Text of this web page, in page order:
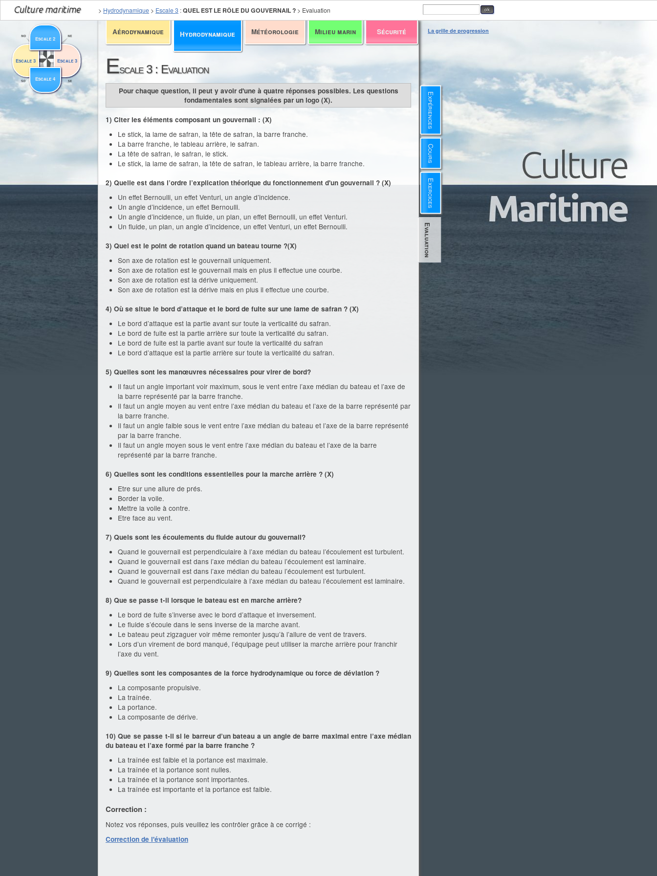
Aérodynamique Hydrodynamique Météorologie Milieu marin Sécurité
> Hydrodynamique > Escale 3 :QUEL EST LE RÔLE DU GOUVERNAIL ? > Evaluation
La grille de progression
Expériences
Cours
Exercices
Evaluation
Escale 3 : Evaluation
Pour chaque question, il peut y avoir d'une à quatre réponses possibles. Les questions
fondamentales sont signalées par un logo (X).
1) Citer les éléments composant un gouvernail : (X)
Le stick, la lame de safran, la tête de safran, la barre franche.
La barre franche, le tableau arrière, le safran.
La tête de safran, le safran, le stick.
Le stick, la lame de safran, la tête de safran, le tableau arrière, la barre franche.
2) Quelle est dans l’ordre l’explication théorique du fonctionnement d'un gouvernail ? (X)
Un effet Bernoulli, un effet Venturi, un angle d’incidence.
Un angle d’incidence, un effet Bernoulli.
Un angle d’incidence, un fluide, un plan, un effet Bernoulli, un effet Venturi.
Un fluide, un plan, un angle d’incidence, un effet Venturi, un effet Bernoulli.
3) Quel est le point de rotation quand un bateau tourne ?(X)
Son axe de rotation est le gouvernail uniquement.
Son axe de rotation est le gouvernail mais en plus il effectue une courbe.
Son axe de rotation est la dérive uniquement.
Son axe de rotation est la dérive mais en plus il effectue une courbe.
4) Où se situe le bord d’attaque et le bord de fuite sur une lame de safran ? (X)
Le bord d’attaque est la partie avant sur toute la verticalité du safran.
Le bord de fuite est la partie arrière sur toute la verticalité du safran.
Le bord de fuite est la partie avant sur toute la verticalité du safran
Le bord d’attaque est la partie arrière sur toute la verticalité du safran.
5) Quelles sont les manœuvres nécessaires pour virer de bord?
Il faut un angle important voir maximum, sous le vent entre l’axe médian du bateau et l’axe de
la barre représenté par la barre franche.
Il faut un angle moyen au vent entre l’axe médian du bateau et l’axe de la barre représenté par
la barre franche.
Il faut un angle faible sous le vent entre l’axe médian du bateau et l’axe de la barre représenté
par la barre franche.
Il faut un angle moyen sous le vent entre l’axe médian du bateau et l’axe de la barre
représenté par la barre franche.
6) Quelles sont les conditions essentielles pour la marche arrière ? (X)
Etre sur une allure de prés.
Border la voile.
Mettre la voile à contre.
Etre face au vent.
7) Quels sont les écoulements du fluide autour du gouvernail?
Quand le gouvernail est perpendiculaire à l’axe médian du bateau l’écoulement est turbulent.
Quand le gouvernail est dans l’axe médian du bateau l’écoulement est laminaire.
Quand le gouvernail est dans l’axe médian du bateau l’écoulement est turbulent.
Quand le gouvernail est perpendiculaire à l’axe médian du bateau l’écoulement est laminaire.
8) Que se passe t-il lorsque le bateau est en marche arrière?
Le bord de fuite s’inverse avec le bord d’attaque et inversement.
Le fluide s’écoule dans le sens inverse de la marche avant.
Le bateau peut zigzaguer voir même remonter jusqu’à l’allure de vent de travers.
Lors d’un virement de bord manqué, l’équipage peut utiliser la marche arrière pour franchir
l’axe du vent.
9) Quelles sont les composantes de la force hydrodynamique ou force de déviation ?
La composante propulsive.
La traînée.
La portance.
La composante de dérive.
10) Que se passe t-il si le barreur d’un bateau a un angle de barre maximal entre l’axe médian
du bateau et l’axe formé par la barre franche ?
La traînée est faible et la portance est maximale.
La traînée et la portance sont nulles.
La traînée et la portance sont importantes.
La traînée est importante et la portance est faible.
Correction :
Notez vos réponses, puis veuillez les contrôler grâce à ce corrigé :
Correction de l'évaluation
Escale 3
Escale 3
Escale 4
Escale 2